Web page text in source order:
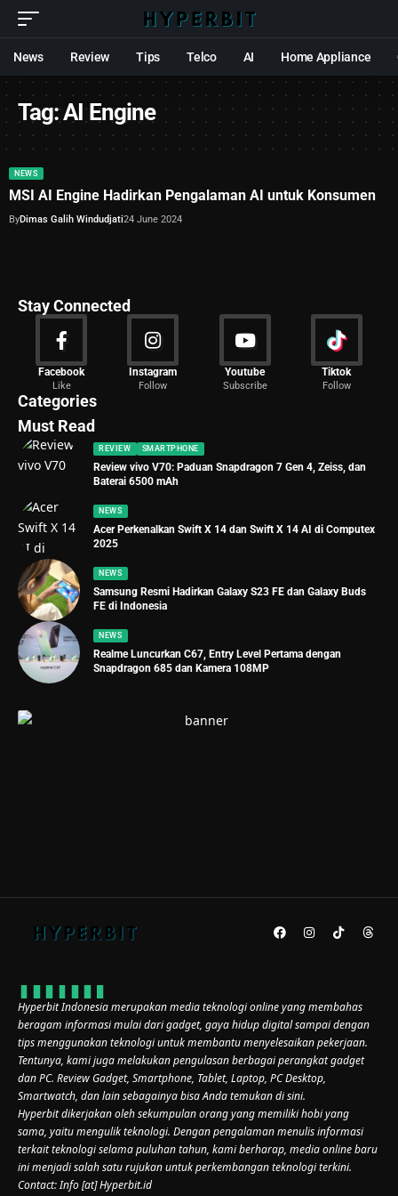
News Review Tips Telco AI Home Appliance
Tag:AI Engine
NEWS
MSI AI Engine Hadirkan Pengalaman AI untuk Konsumen
ByDimas Galih Windudjati24 June 2024
Stay Connected
Facebook
Like
Instagram
Follow
Youtube
Subscribe
Tiktok
Follow
Categories
News
2029 Articles
Must Read
REVIEW SMARTPHONE
Review vivo V70: Paduan Snapdragon 7 Gen 4, Zeiss, dan
Baterai 6500 mAh
NEWS
Acer Perkenalkan Swift X 14 dan Swift X 14 AI di Computex
2025
NEWS
Samsung Resmi Hadirkan Galaxy S23 FE dan Galaxy Buds
FE di Indonesia
NEWS
Realme Luncurkan C67, Entry Level Pertama dengan
Snapdragon 685 dan Kamera 108MP
Hyperbit Indonesia merupakan media teknologi online yang membahas
beragam informasi mulai dari gadget, gaya hidup digital sampai dengan
tips menggunakan teknologi untuk membantu menyelesaikan pekerjaan.
Tentunya, kami juga melakukan pengulasan berbagai perangkat gadget
dan PC. Review Gadget, Smartphone, Tablet, Laptop, PC Desktop,
Smartwatch, dan lain sebagainya bisa Anda temukan di sini.
Hyperbit dikerjakan oleh sekumpulan orang yang memiliki hobi yang
sama, yaitu mengulik teknologi. Dengan pengalaman menulis informasi
terkait teknologi selama puluhan tahun, kami berharap, media online baru
ini menjadi salah satu rujukan untuk perkembangan teknologi terkini.
Contact: Info [at] Hyperbit.id